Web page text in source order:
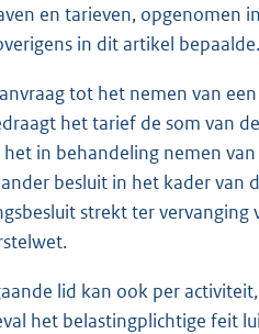
en tarieven, opgenomen
in dit artikel bepaalde.
tot het nemen van
het tarief de som van
in behandeling nemen
besluit in het kader van
strekt ter vervanging
lid kan ook per
het belastingplichtige feit